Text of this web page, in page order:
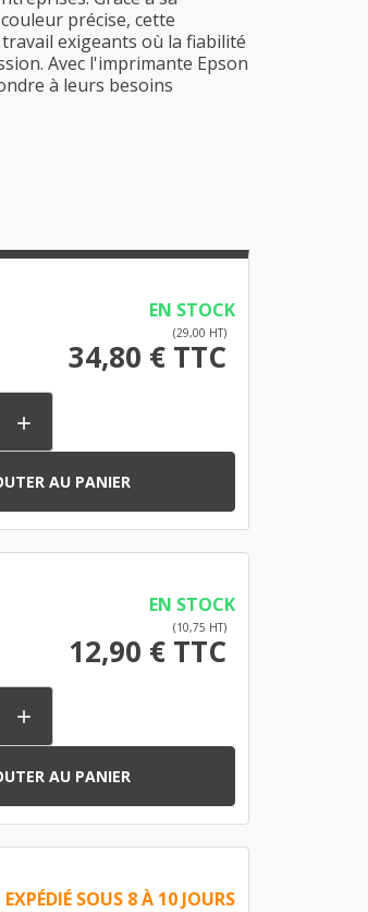
précise, cette
exigeants où la fiabilité
Avec l'imprimante Epson
à leurs besoins
EN STOCK
(29,00 HT)
34,80 € TTC

AU PANIER
EN STOCK
(10,75 HT)
12,90 € TTC

AU PANIER
EXPÉDIÉ SOUS 8 À 10 JOURS